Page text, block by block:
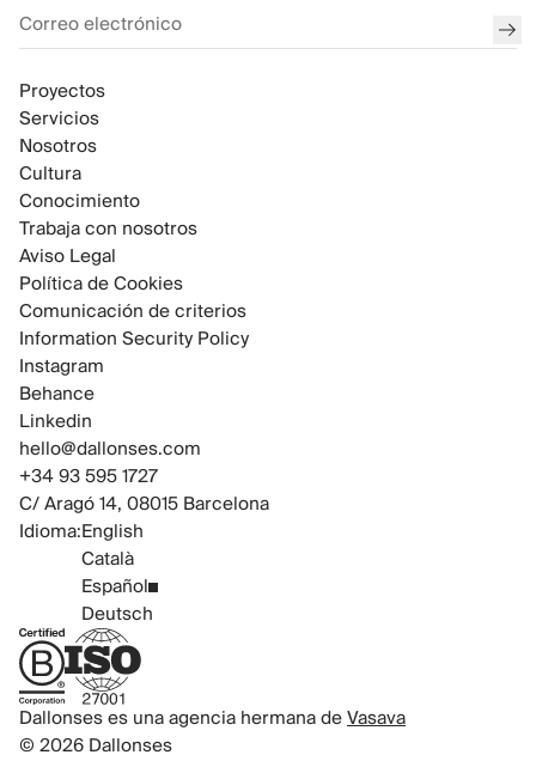
Proyectos
Servicios
Nosotros
Cultura
Conocimiento
Trabaja con nosotros
Aviso Legal
Política de Cookies
Comunicación de criterios
Information Security Policy
Instagram
Behance
Linkedin
hello@dallonses.com
+34 93 595 1727
C/ Aragó 14, 08015 Barcelona
Idioma:English
Català
Español
Deutsch
B Corp Certified
ISO 27001 Certified
© 2026 Dallonses
Dallonses es una agencia hermana deVasava